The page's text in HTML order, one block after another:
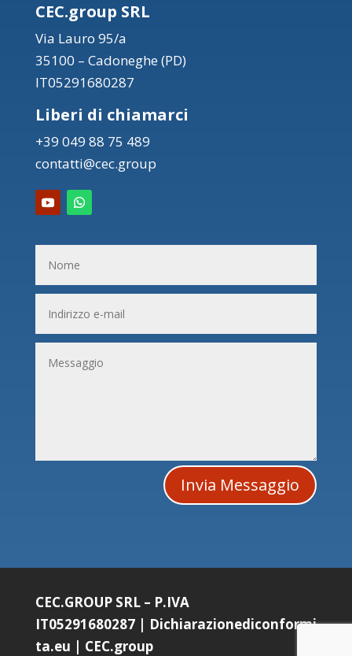
CEC.group SRL
Via Lauro 95/a
35100 – Cadoneghe (PD)
IT05291680287
Liberi di chiamarci
+39 049 88 75 489
contatti@cec.group
Invia Messaggio
CEC.GROUP SRL – P.IVA
IT05291680287| Dichiarazionediconformi
ta.eu | CEC.group